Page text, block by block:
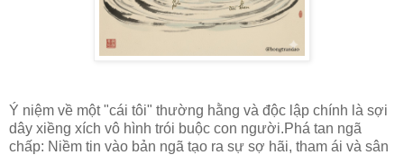
Ý niệm về một "cái tôi" thường hằng và độc lập chính là sợi
dây xiềng xích vô hình trói buộc con người.Phá tan ngã
chấp: Niềm tin vào bản ngã tạo ra sự sợ hãi, tham ái và sân